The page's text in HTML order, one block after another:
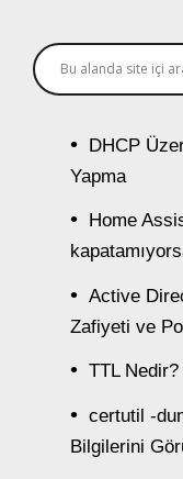
DHCP
Yapma
Home
Active
Zafiyeti ve
TTL
certutil -
Bilgilerini